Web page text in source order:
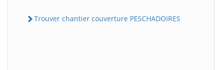
Trouver chantier couverture PESCHADOIRES